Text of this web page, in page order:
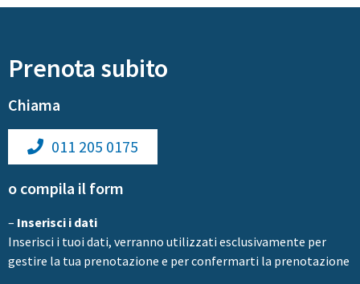
Prenota subito
Chiama
011 205 0175
o compila il form
– Inserisci i dati
Inserisci i tuoi dati, verranno utilizzati esclusivamente per
gestire la tua prenotazione e per confermarti la prenotazione